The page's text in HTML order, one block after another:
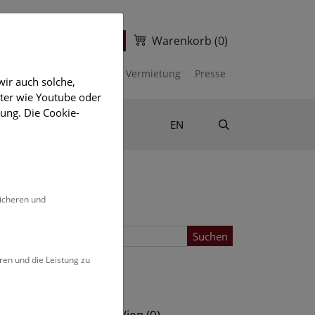
Warenkorb (0)
Vermietung Presse
EN
Suchen
auch solche,
wie Youtube oder
Die Cookie-
und
und die Leistung zu